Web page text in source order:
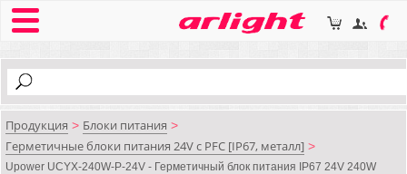
Продукция > Блоки питания >
Герметичные блоки питания 24V с PFC [IP67, металл] >
Upower UCYX-240W-P-24V - Герметичный блок питания IP67 24V 240W